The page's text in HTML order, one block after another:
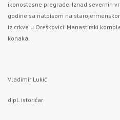
ikonostasne pregrade. Iznad severnih
godine sa natpisom na
iz crkve u Oreškovici. Manastirski
konaka.
Vladimir Lukić
dipl. istoričar